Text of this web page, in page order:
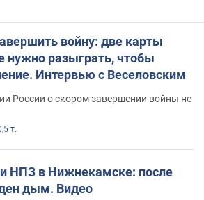
войну: две карты
нужно разыграть, чтобы
Интервью с Веселовским
России о скором завершении войны не
т.
НПЗ в Нижнекамске: после
дым. Видео